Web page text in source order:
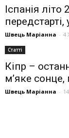
Іспанія
Швець Маріанна - 4
Статті
Кіпр –
м’яке
Швець Маріанна -